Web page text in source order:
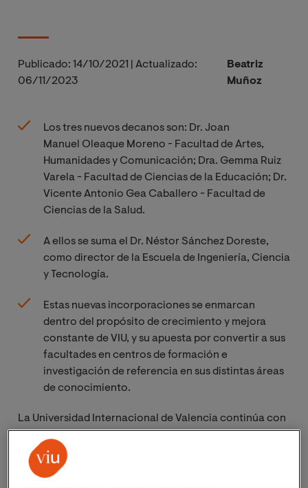
Publicado: 14/10/2021
Actualizado:
06/11/2023
Beatriz
Muñoz
Los tres nuevos decanos son: Dr. Joan
Manuel Oleaque Moreno - Facultad de Artes,
Humanidades y Comunicación; Dra. Gemma Ruiz
Varela - Facultad de Ciencias de la Educación; Dr.
Vicente Antonio Gea Caballero - Facultad de
Ciencias de la Salud.
A ellos se suma el Dr. Néstor Sánchez Doreste,
como director de la Escuela de Ingeniería, Ciencia
y Tecnología.
Estas nuevas incorporaciones se enmarcan
dentro del propósito de crecimiento y mejora
constante de VIU, y su apuesta por convertir a sus
facultades en centros de formación e
investigación de referencia en sus distintas áreas
de conocimiento.
La Universidad Internacional de Valencia continúa con
académica, presentando
directorde cara al comienzo del nuevo curso